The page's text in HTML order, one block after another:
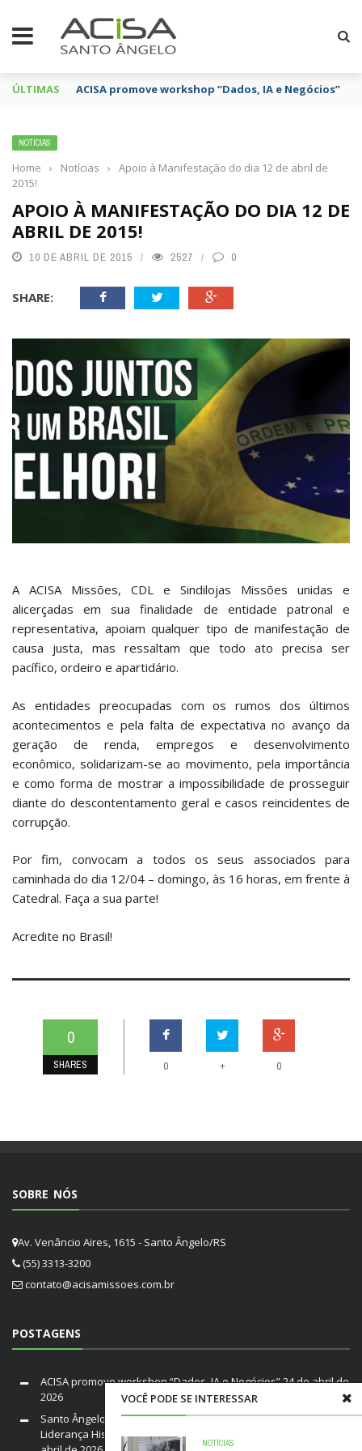
ÚLTIMAS ACISA promove workshop “Dados, IA e Negócios”
NOTÍCIAS
Home › Notícias ›
Apoio à Manifestação do dia 12 de abril de
2015!
APOIO À MANIFESTAÇÃO DO DIA 12 DE
ABRIL DE 2015!
10 DE ABRIL DE 2015 2527 0
SHARE:
A ACISA Missões, CDL e Sindilojas Missões unidas e
alicerçadas em sua finalidade de entidade patronal e
representativa, apoiam qualquer tipo de manifestação de
causa justa, mas ressaltam que todo ato precisa ser
pacífico, ordeiro e apartidário.
As entidades preocupadas com os rumos dos últimos
acontecimentos e pela falta de expectativa no avanço da
geração de renda, empregos e desenvolvimento
econômico, solidarizam-se ao movimento, pela importância
e como forma de mostrar a impossibilidade de prosseguir
diante do descontentamento geral e casos reincidentes de
corrupção.
Por fim, convocam a todos os seus associados para
caminhada do dia 12/04 – domingo, às 16 horas, em frente à
Catedral. Faça a sua parte!
Acredite no Brasil!
0
SHARES 0 + 0
VOCÊ PODE SE INTERESSAR
NOTÍCIAS
SOBRE NÓS
Av. Venâncio Aires, 1615 - Santo Ângelo/RS
(55) 3313-3200
contato@acisamissoes.com.br
POSTAGENS
ACISA promove workshop “Dados, IA e Negócios”24 de abril de
2026
Santo Ângelo em Luto: Falece Franco André Neutz da Silveira,
Liderança Histórica da ACISA e Fenamilho Internacional